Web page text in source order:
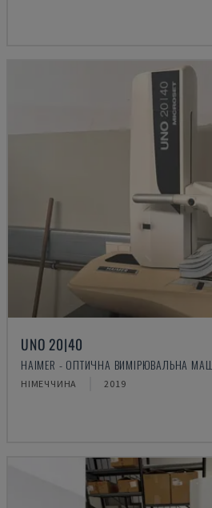
UNO 20|40
HAIMER - ОПТИЧНА ВИМІРЮВАЛЬНА
НІМЕЧЧИНА 2019